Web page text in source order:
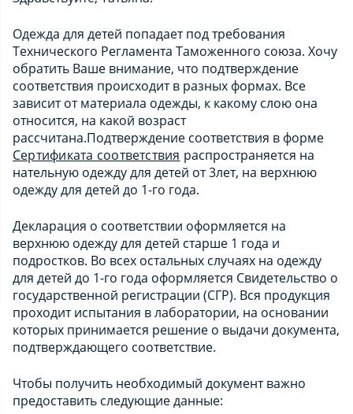
Одежда для детей попадает под требования
Технического Регламента Таможенного союза. Хочу
обратить Ваше внимание, что подтверждение
соответствия происходит в разных формах. Все
зависит от материала одежды, к какому слою она
относится, на какой возраст
рассчитана.Подтверждение соответствия в форме
Сертификата соответствия распространяется на
нательную одежду для детей от 3лет, на верхнюю
одежду для детей до 1-го года.
Декларация о соответствии оформляется на
верхнюю одежду для детей старше 1 года и
подростков. Во всех остальных случаях на одежду
для детей до 1-го года оформляется Свидетельство о
государственной регистрации (СГР). Вся продукция
проходит испытания в лаборатории, на основании
которых принимается решение о выдачи документа,
подтверждающего соответствие.
Чтобы получить необходимый документ важно
предоставить следующие данные: